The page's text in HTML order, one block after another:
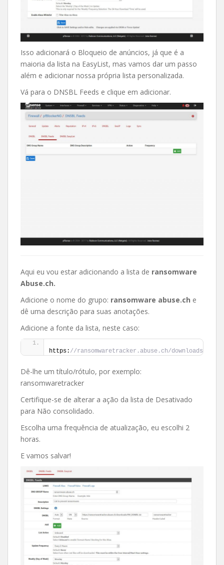
Isso adicionará o Bloqueio de anúncios, já que é a
maioria da lista na EasyList, mas vamos dar um passo
além e adicionar nossa própria lista personalizada.
Vá para o DNSBL Feeds e clique em adicionar.
Aqui eu vou estar adicionando a lista de ransomware
Abuse.ch.
Adicione o nome do grupo: ransomware abuse.ch e
dê uma descrição para suas anotações.
Adicione a fonte da lista, neste caso:
https: //ransomwaretracker.abuse.ch/downloads/
Dê-lhe um título/rótulo, por exemplo:
ransomwaretracker
Certifique-se de alterar a ação da lista de Desativado
para Não consolidado.
Escolha uma frequência de atualização, eu escolhi 2
horas.
E vamos salvar!